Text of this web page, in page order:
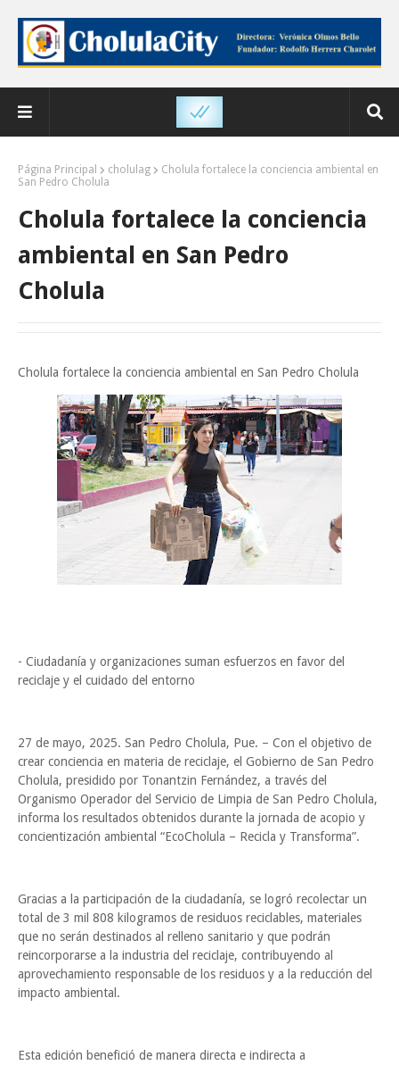
Página Principal cholulag
Cholula fortalece la conciencia ambiental en
San Pedro Cholula
Cholula fortalece la conciencia
ambiental en San Pedro
Cholula
Cholula fortalece la conciencia ambiental en San Pedro Cholula
- Ciudadanía y organizaciones suman esfuerzos en favor del
reciclaje y el cuidado del entorno
27 de mayo, 2025. San Pedro Cholula, Pue. – Con el objetivo de
crear conciencia en materia de reciclaje, el Gobierno de San Pedro
Cholula, presidido por Tonantzin Fernández, a través del
Organismo Operador del Servicio de Limpia de San Pedro Cholula,
informa los resultados obtenidos durante la jornada de acopio y
concientización ambiental “EcoCholula – Recicla y Transforma”.
Gracias a la participación de la ciudadanía, se logró recolectar un
total de 3 mil 808 kilogramos de residuos reciclables, materiales
que no serán destinados al relleno sanitario y que podrán
reincorporarse a la industria del reciclaje, contribuyendo al
aprovechamiento responsable de los residuos y a la reducción del
impacto ambiental.
Esta edición benefició de manera directa e indirecta a